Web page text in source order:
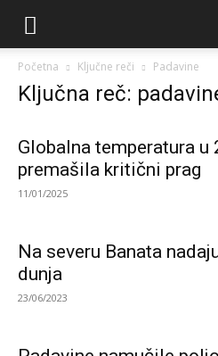
Početna Ključne reči Padavine
Ključna reč:
Globalna temperatura u
premašila kritični prag
11/01/2025
Na severu Banata
dunja
23/06/2023